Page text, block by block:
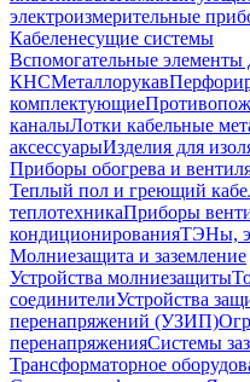
электроизмерительные
Кабеленесущие системы
Вспомогательные элементы
КНСМеталлорукав
комплектующие
каналыЛотки кабельные
аксессуарыИзделия для
Приборы обогрева и
Теплый пол и греющий
теплотехникаПриборы
кондиционированияТЭНы,
Молниезащита и заземление
Устройства молниезащиты
соединителиУстройства
перенапряжений (УЗИП)
перенапряженияСистемы
Трансформаторное